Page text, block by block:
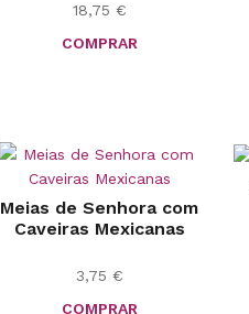
18,75 €
COMPRAR
Meias de Senhora com
Caveiras Mexicanas
3,75 €
COMPRAR